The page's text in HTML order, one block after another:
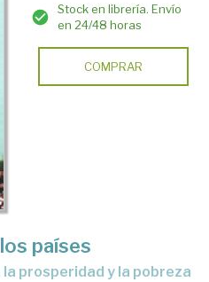
Stock en librería. Envío
en 24/48 horas
COMPRAR
países
la prosperidad y la pobreza